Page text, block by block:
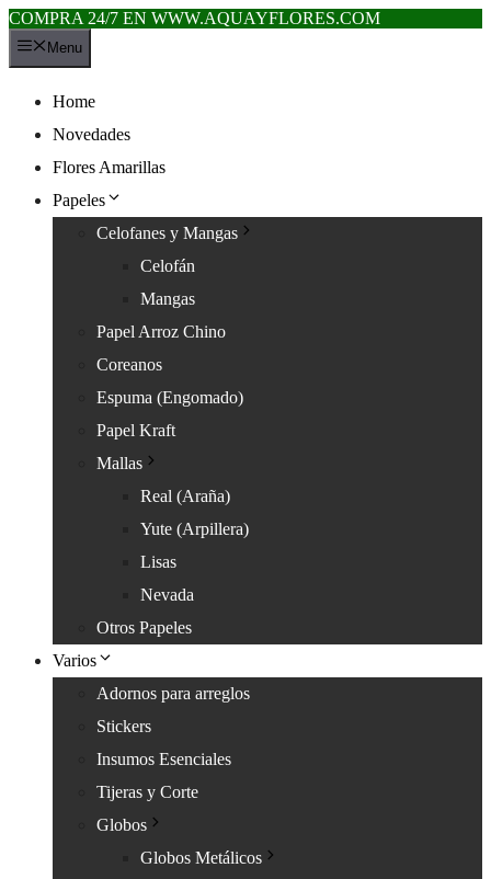
COMPRA 24/7 EN WWW.AQUAYFLORES.COM
Saltar
al
Menu
Home
Novedades
Flores Amarillas
Papeles
Celofanes y Mangas
Celofán
Mangas
Papel Arroz Chino
Coreanos
Espuma (Engomado)
Papel Kraft
Mallas
Real (Araña)
Yute (Arpillera)
Lisas
Nevada
Otros Papeles
Varios
Adornos para arreglos
Stickers
Insumos Esenciales
Tijeras y Corte
Globos
Globos Metálicos